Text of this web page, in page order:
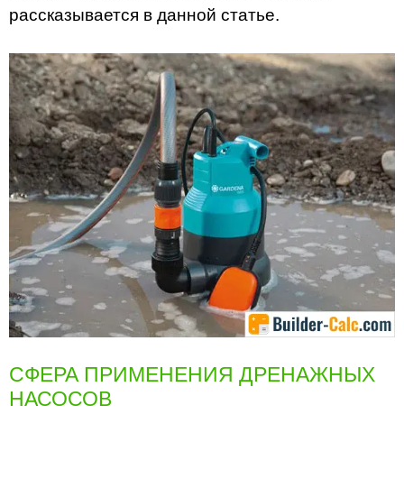
рассказывается в данной статье.
СФЕРА ПРИМЕНЕНИЯ ДРЕНАЖНЫХ
НАСОСОВ